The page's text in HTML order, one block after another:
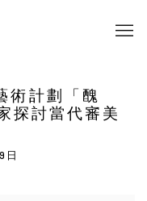
術計劃「醜
探討當代審美
日